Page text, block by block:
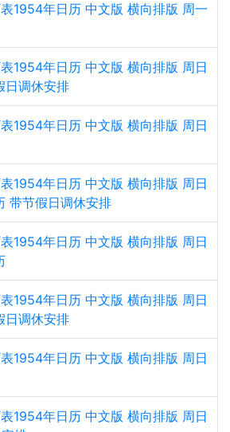
1954年日历 中文版 横向排版 周一
1954年日历 中文版 横向排版 周日
日调休安排
1954年日历 中文版 横向排版 周日
1954年日历 中文版 横向排版 周日
带节假日调休安排
1954年日历 中文版 横向排版 周日
1954年日历 中文版 横向排版 周日
日调休安排
1954年日历 中文版 横向排版 周日
1954年日历 中文版 横向排版 周日